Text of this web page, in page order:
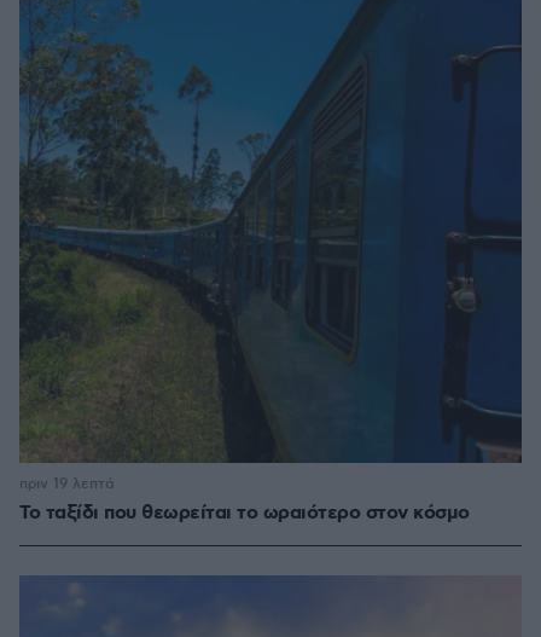
Το ταξίδι που θεωρείται το ωραιότερο στον κόσμο
πριν 19 λεπτά